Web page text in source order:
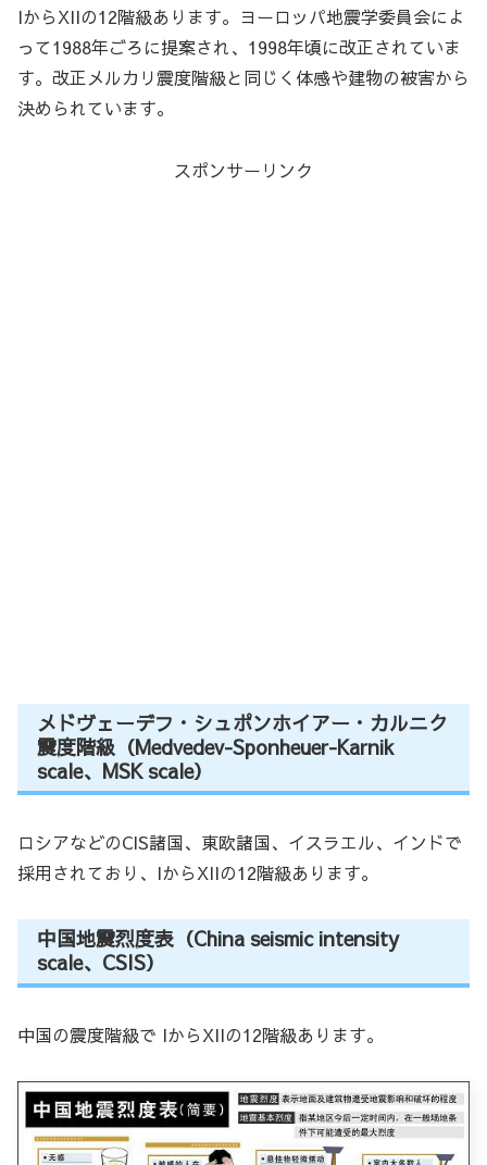
IからXIIの12階級あります。ヨーロッパ地震学委員会によ
って1988年ごろに提案され、1998年頃に改正されていま
す。改正メルカリ震度階級と同じく体感や建物の被害から
決められています。
スポンサーリンク
メドヴェーデフ・シュポンホイアー・カルニク
震度階級（Medvedev-Sponheuer-Karnik
scale、MSK scale）
ロシアなどのCIS諸国、東欧諸国、イスラエル、インドで
採用されており、IからXIIの12階級あります。
中国地震烈度表（China seismic intensity
scale、CSIS）
中国の震度階級で IからXIIの12階級あります。